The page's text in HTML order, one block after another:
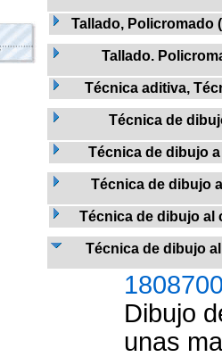
Tallado, Policromado
Tallado.
Técnica aditiva,
Técnica de
Técnica de dibujo
Técnica de dibujo
Técnica de dibujo al
Técnica de dibujo
Dibujo
unas